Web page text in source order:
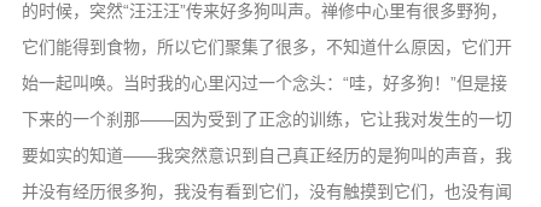
的时候，突然“汪汪汪”传来好多狗叫声。禅修中心里有很多野狗，
它们能得到食物，所以它们聚集了很多，不知道什么原因，它们开
始一起叫唤。当时我的心里闪过一个念头：“哇，好多狗！”但是接
下来的一个刹那——因为受到了正念的训练，它让我对发生的一切
要如实的知道——我突然意识到自己真正经历的是狗叫的声音，我
并没有经历很多狗，我没有看到它们，没有触摸到它们，也没有闻